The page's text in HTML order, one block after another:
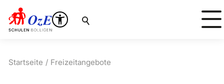
Suche
Startseite Freizeitangebote